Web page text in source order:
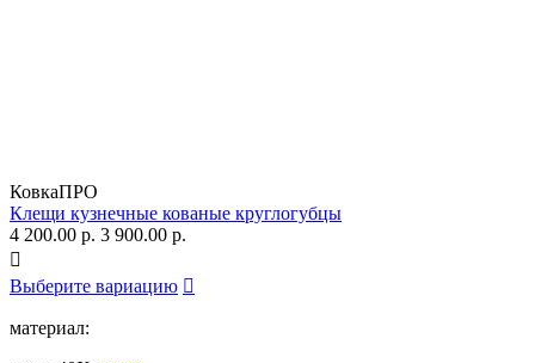
КовкаПРО
Клещи кузнечные кованые круглогубцы
4 200.00 р. 3 900.00 р.

Выберите вариацию 
материал: